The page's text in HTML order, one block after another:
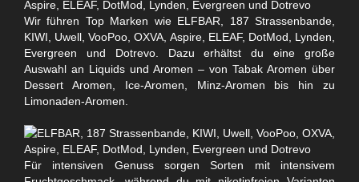
Wir führen Top Marken wie ELFBAR, 187 Strassenbande,
KIWI, Uwell, VooPoo, OXVA, Aspire, ELEAF, DotMod, Lynden,
Evergreen und Dotrevo. Dazu erhältst du eine große
Auswahl an Liquids und Aromen – von Tabak Aromen über
Dessert Aromen, Ice-Aromen, Minz-Aromen bis hin zu
Limonaden-Aromen.
Für intensiven Genuss sorgen Sorten mit intensivem